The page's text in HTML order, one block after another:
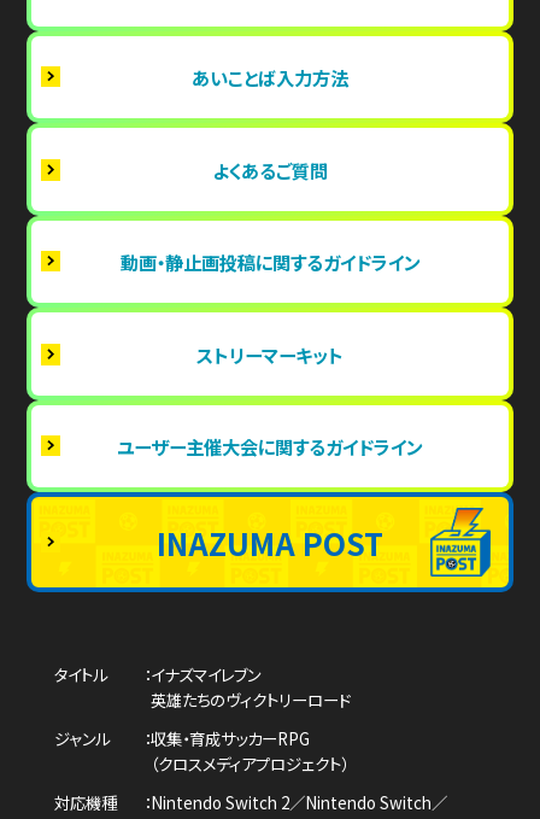
あいことば入力方法
よくあるご質問
動画・静止画投稿に関するガイドライン
ストリーマーキット
ユーザー主催大会に関するガイドライン
INAZUMA POST
タイトル
イナズマイレブン
英雄たちのヴィクトリーロード
ジャンル
収集・育成サッカーRPG
（クロスメディアプロジェクト）
対応機種
Nintendo Switch 2／Nintendo Switch／